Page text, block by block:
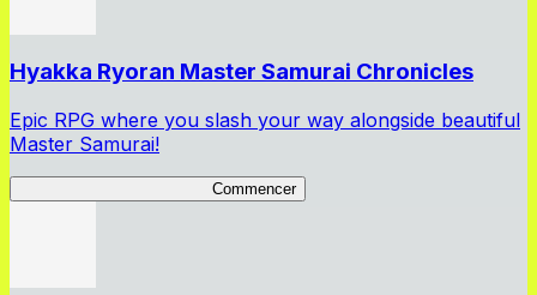
Hyakka Ryoran Master Samurai Chronicles
Epic RPG where you slash your way alongside beautiful
Master Samurai!
Commencer